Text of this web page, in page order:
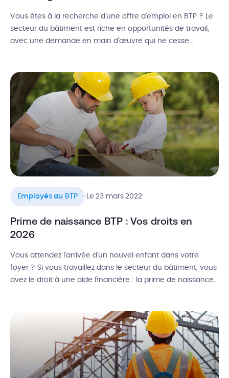
Vous êtes à la recherche d’une offre d’emploi en BTP ? Le
secteur du bâtiment est riche en opportunités de travail,
avec une demande en main d’œuvre qui ne cesse
professionnelle, c’est une chance formidable de trouver un
travail rapidement. […]
Employés du BTP .Le 23 mars 2022
Prime de naissance BTP : Vos droits en
2026
Vous attendez l’arrivée d’un nouvel enfant dans votre
foyer ? Si vous travaillez dans le secteur du bâtiment, vous
avez le droit à une aide financière : la prime de naissance
d’appréhender plus sereinement l’arrivée du bébé. […]